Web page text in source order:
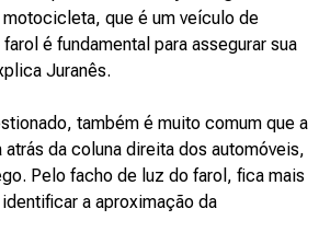
motocicleta, que é um veículo de
é fundamental para assegurar sua
Juranês.
também é muito comum que a
da coluna direita dos automóveis,
Pelo facho de luz do farol, fica mais
a aproximação da